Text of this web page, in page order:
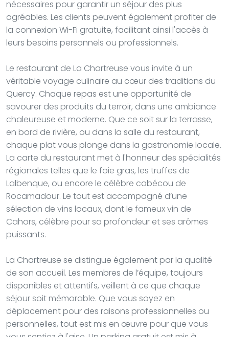
nécessaires pour garantir un séjour des plus
agréables. Les clients peuvent également profiter de
la connexion Wi-Fi gratuite, facilitant ainsi l'accès à
leurs besoins personnels ou professionnels.
Le restaurant de La Chartreuse vous invite à un
véritable voyage culinaire au cœur des traditions du
Quercy. Chaque repas est une opportunité de
savourer des produits du terroir, dans une ambiance
chaleureuse et moderne. Que ce soit sur la terrasse,
en bord de rivière, ou dans la salle du restaurant,
chaque plat vous plonge dans la gastronomie locale.
La carte du restaurant met à l'honneur des spécialités
régionales telles que le foie gras, les truffes de
Lalbenque, ou encore le célèbre cabécou de
Rocamadour. Le tout est accompagné d’une
sélection de vins locaux, dont le fameux vin de
Cahors, célèbre pour sa profondeur et ses arômes
puissants.
La Chartreuse se distingue également par la qualité
de son accueil. Les membres de l’équipe, toujours
disponibles et attentifs, veillent à ce que chaque
séjour soit mémorable. Que vous soyez en
déplacement pour des raisons professionnelles ou
personnelles, tout est mis en œuvre pour que vous